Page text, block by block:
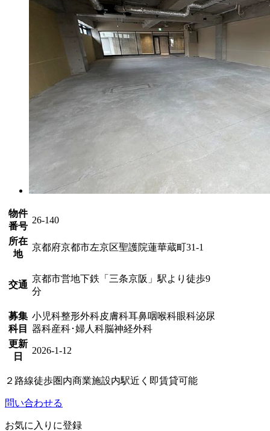
物件
番号
26-140
所在
地
京都府京都市左京区聖護院蓮華蔵町31-1
交通
京都市営地下鉄「三条京阪」駅より徒歩9
分
募集
科目
小児科整形外科皮膚科耳鼻咽喉科眼科泌尿
器科産科･婦人科脳神経外科
更新
日
2026-1-12
２路線徒歩圏内商業施設内駅近く 即賃貸可能
問い合わせる
お気に入りに登録